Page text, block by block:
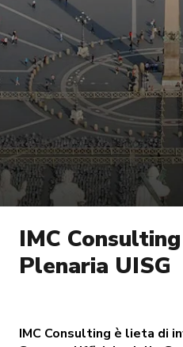
IMC
Plenaria UISG
IMC Consulting è lieta di